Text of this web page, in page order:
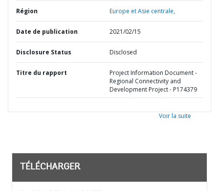
Région Europe et Asie centrale,
Date de publication 2021/02/15
Disclosure Status Disclosed
Titre du rapport
Project Information Document -
Regional Connectivity and
Development Project - P174379
Voir la suite
TÉLÉCHARGER